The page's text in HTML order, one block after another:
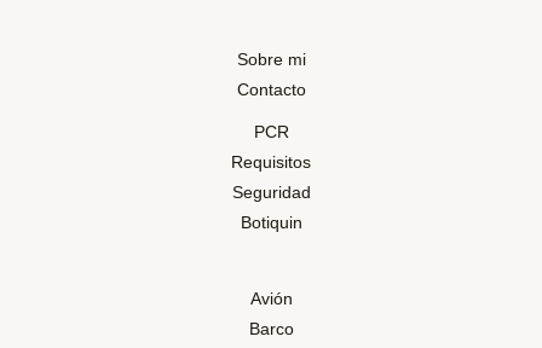
Sobre mi
Contacto
PCR
Requisitos
Seguridad
Botiquin
Avión
Barco